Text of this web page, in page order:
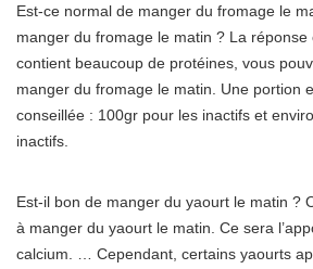
Est-ce normal de manger du fromage le
manger du fromage le matin ? La réponse
contient beaucoup de protéines, vous
manger du fromage le matin. Une portion
conseillée : 100gr pour les inactifs et
inactifs.
Est-il bon de manger du yaourt le matin ?
à manger du yaourt le matin. Ce sera
calcium. … Cependant, certains yaourts